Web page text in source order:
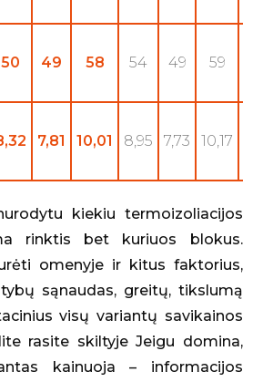
50 49 58 54 49 59
7,81 10,01 8,95 7,73 10,17
kiekiu termoizoliacijos
rinktis bet kuriuos blokus.
omenyje ir kitus faktorius,
sąnaudas, greitų, tikslumą
visų variantų savikainos
rasite skiltyje Jeigu domina,
kainuoja – informacijos